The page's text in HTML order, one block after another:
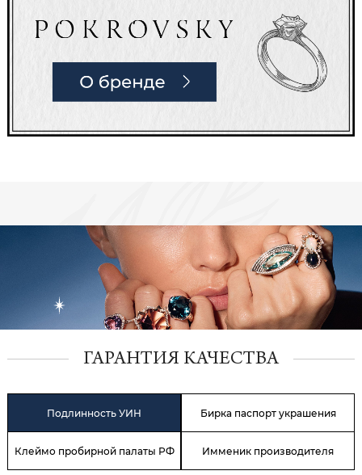
ГАРАНТИЯ КАЧЕСТВА
Подлинность УИН Бирка паспорт украшения
Клеймо пробирной палаты РФ Имменик производителя